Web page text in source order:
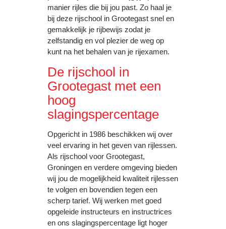
manier rijles die bij jou past. Zo haal je
bij deze rijschool in Grootegast snel en
gemakkelijk je rijbewijs zodat je
zelfstandig en vol plezier de weg op
kunt na het behalen van je rijexamen.
De rijschool in
Grootegast met een
hoog
slagingspercentage
Opgericht in 1986 beschikken wij over
veel ervaring in het geven van rijlessen.
Als rijschool voor Grootegast,
Groningen en verdere omgeving bieden
wij jou de mogelijkheid kwaliteit rijlessen
te volgen en bovendien tegen een
scherp tarief. Wij werken met goed
opgeleide instructeurs en instructrices
en ons slagingspercentage ligt hoger